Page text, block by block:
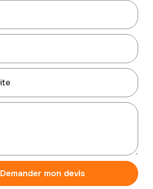
Demander mon devis